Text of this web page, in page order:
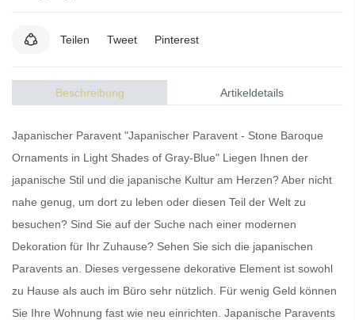
Teilen Tweet Pinterest
Beschreibung Artikeldetails
Japanischer Paravent "Japanischer Paravent - Stone Baroque
Ornaments in Light Shades of Gray-Blue" Liegen Ihnen der
japanische Stil und die japanische Kultur am Herzen? Aber nicht
nahe genug, um dort zu leben oder diesen Teil der Welt zu
besuchen? Sind Sie auf der Suche nach einer modernen
Dekoration für Ihr Zuhause? Sehen Sie sich die japanischen
Paravents an. Dieses vergessene dekorative Element ist sowohl
zu Hause als auch im Büro sehr nützlich. Für wenig Geld können
Sie Ihre Wohnung fast wie neu einrichten. Japanische Paravents